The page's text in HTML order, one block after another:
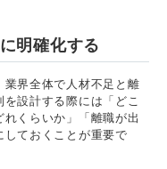
明確化する
界全体で人材不足と離
設計する際には「どこ
くらいか」「離職が出
しておくことが重要で